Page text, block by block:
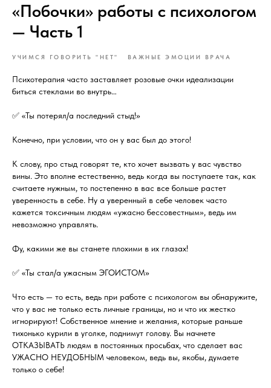
«Побочки» работы с психологом
— Часть 1
УЧИМСЯ ГОВОРИТЬ "НЕТ" ВАЖНЫЕ ЭМОЦИИ ВРАЧА
Психотерапия часто заставляет розовые очки идеализации
биться стеклами во внутрь…
✅ «Ты потерял/а последний стыд!»
Конечно, при условии, что он у вас был до этого!
К слову, про стыд говорят те, кто хочет вызвать у вас чувство
вины. Это вполне естественно, ведь когда вы поступаете так, как
считаете нужным, то постепенно в вас все больше растет
уверенность в себе. Ну а уверенный в себе человек часто
кажется токсичным людям «ужасно бессовестным», ведь им
невозможно управлять.
Фу, какими же вы станете плохими в их глазах!
✅ «Ты стал/а ужасным ЭГОИСТОМ»
Что есть​ —​ то есть, ведь при работе с психологом вы обнаружите,
что у вас не только есть личные границы, но и что их жестко
игнорируют! Собственное мнение и желания, которые раньше
тихонько курили в уголке, поднимут голову. Вы начнете
ОТКАЗЫВАТЬ людям в постоянных просьбах, что сделает вас
УЖАСНО НЕУДОБНЫМ человеком, ведь вы, якобы, думаете
только о себе!